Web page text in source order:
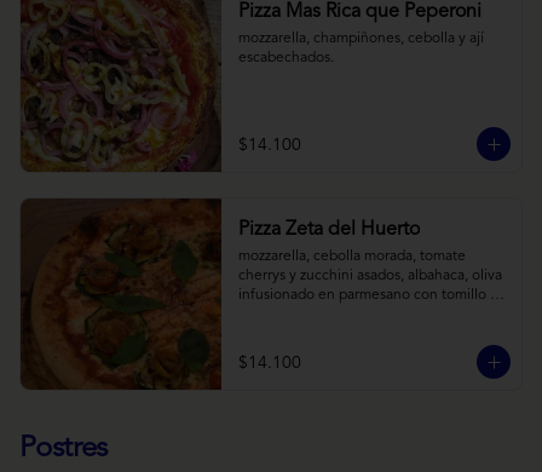
Pizza Mas Rica que Peperoni
mozzarella, champiñones, cebolla y ají
escabechados.
$14.100
Pizza Zeta del Huerto
mozzarella, cebolla morada, tomate
cherrys y zucchini asados, albahaca, oliva
infusionado en parmesano con tomillo y
$14.100
Postres